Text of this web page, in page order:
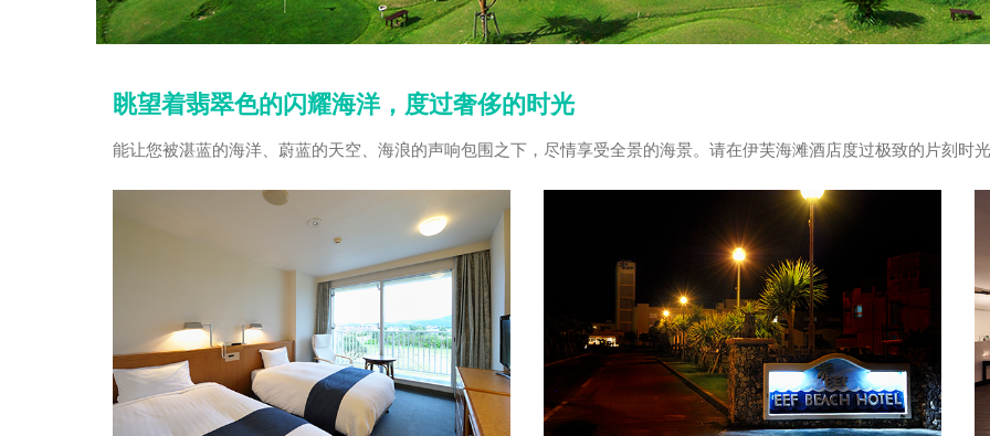
眺望着翡翠色的闪耀海洋，度过奢侈的时光
能让您被湛蓝的海洋、蔚蓝的天空、海浪的声响包围之下，尽情享受全景的海景。请在伊芙海滩酒店度过极致的片刻时